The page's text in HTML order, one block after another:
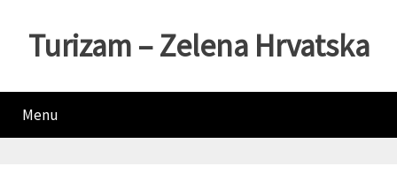
Turizam – Zelena Hrvatska
Menu